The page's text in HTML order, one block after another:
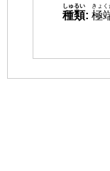
種類
しゅるい
: 極
きょ